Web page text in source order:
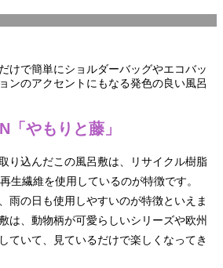
けで簡単にショルダーバッグやエコバッ
ンのアクセントにもなる発色の良い風呂
「やもりと藤」
り込んだこの風呂敷は、リサイクル樹脂
生繊維を使用しているのが特徴です。
雨の日も使用しやすいのが特徴といえま
は、動物柄が可愛らしいシリーズや欧州
ていて、見ているだけで楽しくなってき